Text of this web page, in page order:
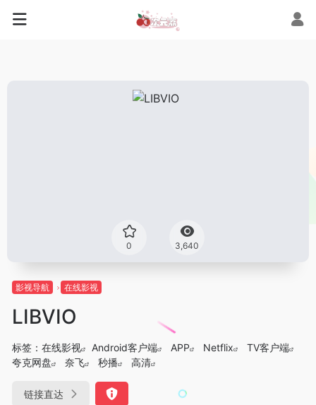
0 3,640
影视导航 在线影视
LIBVIO
标签： 在线影视 Android客户端 APP Netflix
TV客户端
夸克网盘
奈飞 秒播 高清
链接直达